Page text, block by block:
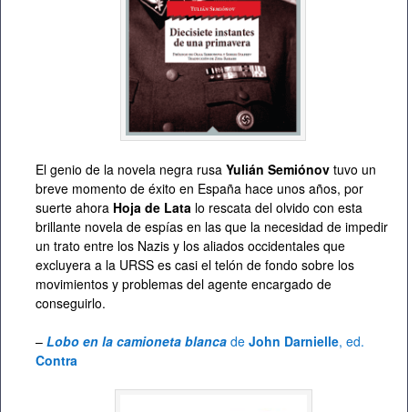
El genio de la novela negra rusa Yulián Semiónov tuvo un
breve momento de éxito en España hace unos años, por
suerte ahora Hoja de Lata lo rescata del olvido con esta
brillante novela de espías en las que la necesidad de impedir
un trato entre los Nazis y los aliados occidentales que
excluyera a la URSS es casi el telón de fondo sobre los
movimientos y problemas del agente encargado de
conseguirlo.
– Lobo en la camioneta blanca de John Darnielle, ed.
Contra